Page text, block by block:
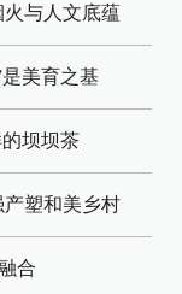
与人文底蕴
美育之基
坝坝茶
产塑和美乡村
合